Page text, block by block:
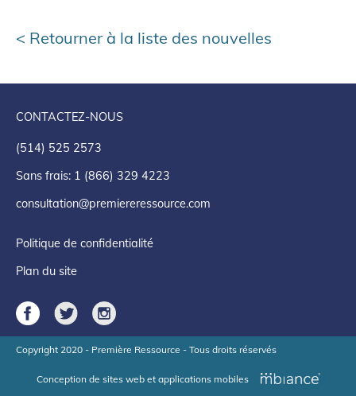
Retourner à la liste des nouvelles
CONTACTEZ-NOUS
(514) 525 2573
Sans frais: 1 (866) 329 4223
consultation@premiereressource.com
Politique de confidentialité
Plan du site
Copyright 2020 - Première Ressource - Tous droits réservés
Conception de sites web et applications mobiles